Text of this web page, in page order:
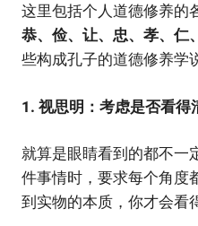
这里包括个人道德修养的
恭、俭、让、忠、孝、仁
些构成孔子的道德修养学
1. 视思明：考虑是否看得
就算是眼睛看到的都不一
件事情时，要求每个角度
到实物的本质，你才会看